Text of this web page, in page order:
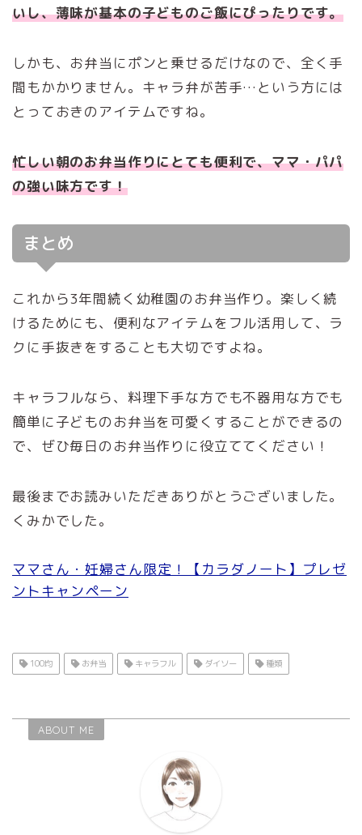
いし、薄味が基本の子どものご飯にぴったりです。
しかも、お弁当にポンと乗せるだけなので、全く手
間もかかりません。キャラ弁が苦手…という方には
とっておきのアイテムですね。
忙しい朝のお弁当作りにとても便利で、ママ・パパ
の強い味方です！
まとめ
これから3年間続く幼稚園のお弁当作り。楽しく続
けるためにも、便利なアイテムをフル活用して、ラ
クに手抜きをすることも大切ですよね。
キャラフルなら、料理下手な方でも不器用な方でも
簡単に子どものお弁当を可愛くすることができるの
で、ぜひ毎日のお弁当作りに役立ててください！
最後までお読みいただきありがとうございました。
くみかでした。
ママさん・妊婦さん限定！【カラダノート】プレゼ
ントキャンペーン
100均 お弁当 キャラフル ダイソー 種類
ABOUT ME